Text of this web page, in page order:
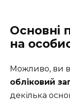
Основні
на
Можливо, ви
обліковий
декілька